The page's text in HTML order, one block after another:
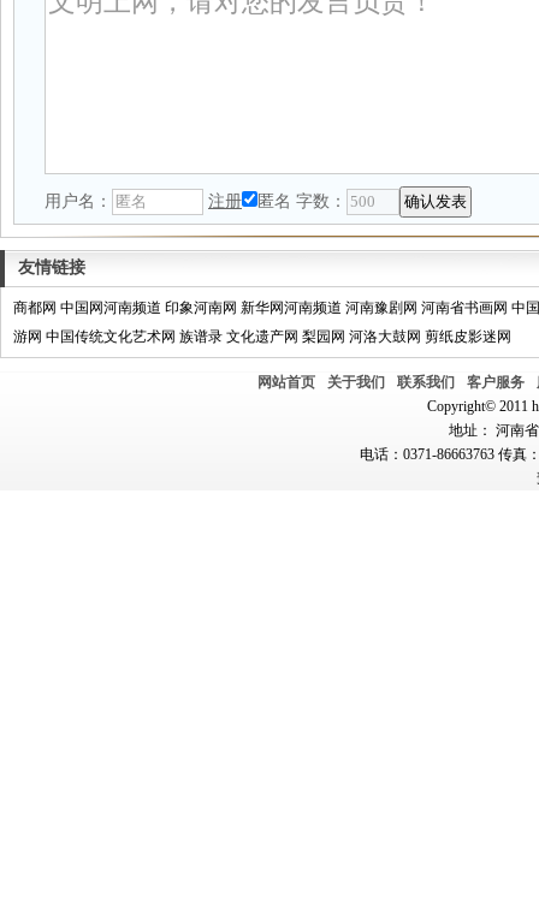
用户名： 注册 匿名 字数：
友情链接
商都网 中国网河南频道 印象河南网 新华网河南频道 河南豫剧网 河南省书画网 中
游网 中国传统文化艺术网 族谱录 文化遗产网 梨园网 河洛大鼓网 剪纸皮影迷网
网站首页 关于我们 联系我们 客户服务
Copyright© 2011
地址： 河南
电话：0371-86663763 传真